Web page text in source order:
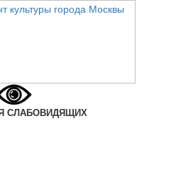
СЛАБОВИДЯЩИХ